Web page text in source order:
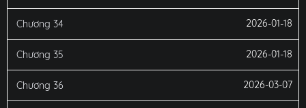
Chương 34 2026-01-18
Chương 35 2026-01-18
Chương 36 2026-03-07